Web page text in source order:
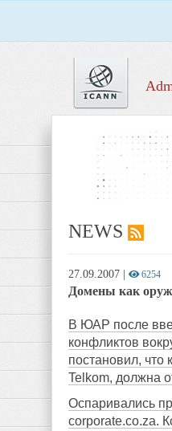
NEWS
27.09.2007 6254
Домены как
В ЮАР после
конфликтов
постановил,
Telkom, должна
Оспаривались
corporate.co.za.